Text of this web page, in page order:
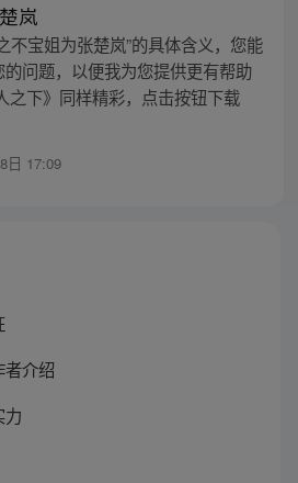
岚
不宝姐为张楚岚”的具体含义，您能
问题，以便我为您提供更有帮助
之下》同样精彩，点击按钮下载
日 17:09
者介绍
力